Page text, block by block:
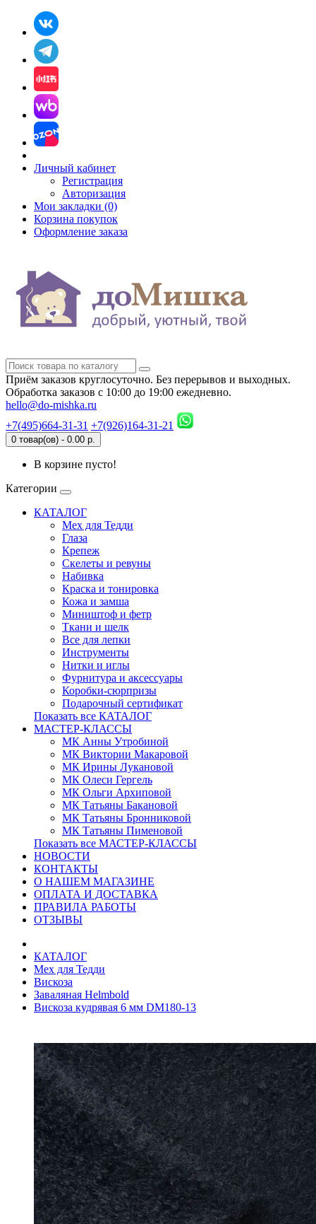
Личный кабинет
Регистрация
Авторизация
Мои закладки (0)
Корзина покупок
Оформление заказа
Приём заказов круглосуточно. Без перерывов и выходных.
Обработка заказов с 10:00 до 19:00 ежедневно.
hello@do-mishka.ru
+7(495)664-31-31 +7(926)164-31-21
0 товар(ов) - 0.00 р.
В корзине пусто!
Категории
КАТАЛОГ
Мех для Тедди
Глаза
Крепеж
Скелеты и ревуны
Набивка
Краска и тонировка
Кожа и замша
Миништоф и фетр
Ткани и шелк
Все для лепки
Инструменты
Нитки и иглы
Фурнитура и аксессуары
Коробки-сюрпризы
Подарочный сертификат
Показать все КАТАЛОГ
МАСТЕР-КЛАССЫ
МК Анны Утробиной
МК Виктории Макаровой
МК Ирины Лукановой
МК Олеси Гергель
МК Ольги Архиповой
МК Татьяны Бакановой
МК Татьяны Бронниковой
МК Татьяны Пименовой
Показать все МАСТЕР-КЛАССЫ
НОВОСТИ
КОНТАКТЫ
О НАШЕМ МАГАЗИНЕ
ОПЛАТА И ДОСТАВКА
ПРАВИЛА РАБОТЫ
ОТЗЫВЫ
КАТАЛОГ
Мех для Тедди
Вискоза
Заваляная Helmbold
Вискоза кудрявая 6 мм DM180-13